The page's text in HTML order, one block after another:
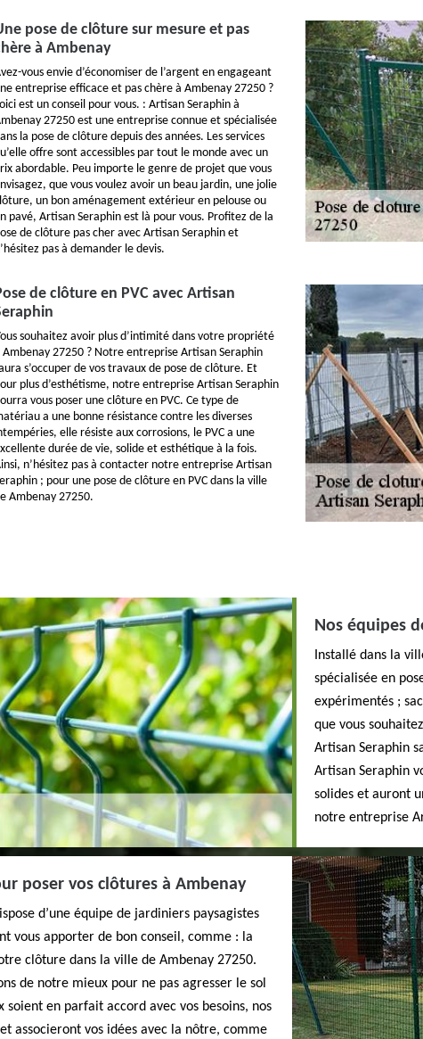
pose de clôture sur mesure et pas
à Ambenay
vous envie d’économiser de l’argent en engageant
entreprise efficace et pas chère à Ambenay 27250 ?
est un conseil pour vous. : Artisan Seraphin à
27250 est une entreprise connue et spécialisée
la pose de clôture depuis des années. Les services
offre sont accessibles par tout le monde avec un
abordable. Peu importe le genre de projet que vous
que vous voulez avoir un beau jardin, une jolie
un bon aménagement extérieur en pelouse ou
pavé, Artisan Seraphin est là pour vous. Profitez de la
de clôture pas cher avec Artisan Seraphin et
pas à demander le devis.
de clôture en PVC avec Artisan
souhaitez avoir plus d’intimité dans votre propriété
Ambenay 27250 ? Notre entreprise Artisan Seraphin
s’occuper de vos travaux de pose de clôture. Et
plus d’esthétisme, notre entreprise Artisan Seraphin
vous poser une clôture en PVC. Ce type de
a une bonne résistance contre les diverses
elle résiste aux corrosions, le PVC a une
durée de vie, solide et esthétique à la fois.
n’hésitez pas à contacter notre entreprise Artisan
; pour une pose de clôture en PVC dans la ville
Ambenay 27250.
Nos équipes
Installé dans la
spécialisée en
expérimentés ;
que vous
Artisan Seraphin
Artisan Seraphin
solides et auront
notre entreprise
poser vos clôtures à Ambenay
d’une équipe de jardiniers paysagistes
vous apporter de bon conseil, comme : la
clôture dans la ville de Ambenay 27250.
de notre mieux pour ne pas agresser le sol
en parfait accord avec vos besoins, nos
associeront vos idées avec la nôtre, comme